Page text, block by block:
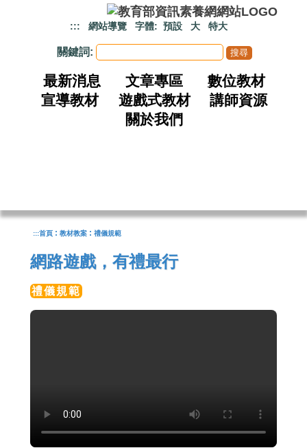
::: 網站導覽 字體: 預設 大 特大
關鍵詞:
最新消息 文章專區
數位教材
宣導教材
遊戲式教材
講師資源
關於我們
:::首頁 : 教材教案 : 禮儀規範
網路遊戲，有禮最行
禮儀規範